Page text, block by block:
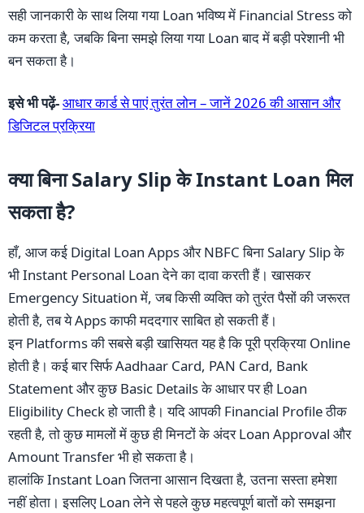
सही जानकारी के साथ लिया गया Loan भविष्य में Financial Stress को
कम करता है, जबकि बिना समझे लिया गया Loan बाद में बड़ी परेशानी भी
बन सकता है।
इसे भी पढ़ें-आधार कार्ड से पाएं तुरंत लोन – जानें 2026 की आसान और
डिजिटल प्रक्रिया
क्या बिना Salary Slip के Instant Loan मिल
सकता है?
हाँ, आज कई Digital Loan Apps और NBFC बिना Salary Slip के
भी Instant Personal Loan देने का दावा करती हैं। खासकर
Emergency Situation में, जब किसी व्यक्ति को तुरंत पैसों की जरूरत
होती है, तब ये Apps काफी मददगार साबित हो सकती हैं।
इन Platforms की सबसे बड़ी खासियत यह है कि पूरी प्रक्रिया Online
होती है। कई बार सिर्फ Aadhaar Card, PAN Card, Bank
Statement और कुछ Basic Details के आधार पर ही Loan
Eligibility Check हो जाती है। यदि आपकी Financial Profile ठीक
रहती है, तो कुछ मामलों में कुछ ही मिनटों के अंदर Loan Approval और
Amount Transfer भी हो सकता है।
हालांकि Instant Loan जितना आसान दिखता है, उतना सस्ता हमेशा
नहीं होता। इसलिए Loan लेने से पहले कुछ महत्वपूर्ण बातों को समझना